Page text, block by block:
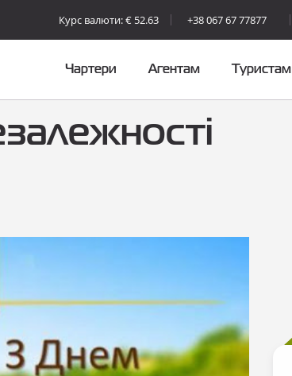
Курс валюти: € 52.63 +38 067 67 77877
Чартери Агентам Туристам